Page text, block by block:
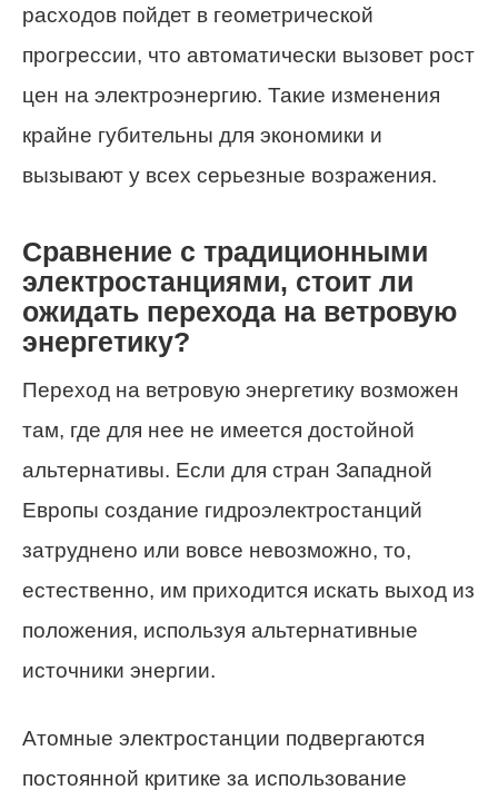
расходов пойдет в геометрической
прогрессии, что автоматически вызовет рост
цен на электроэнергию. Такие изменения
крайне губительны для экономики и
вызывают у всех серьезные возражения.
Сравнение с традиционными
электростанциями, стоит ли
ожидать перехода на ветровую
энергетику?
Переход на ветровую энергетику возможен
там, где для нее не имеется достойной
альтернативы. Если для стран Западной
Европы создание гидроэлектростанций
затруднено или вовсе невозможно, то,
естественно, им приходится искать выход из
положения, используя альтернативные
источники энергии.
Атомные электростанции подвергаются
постоянной критике за использование